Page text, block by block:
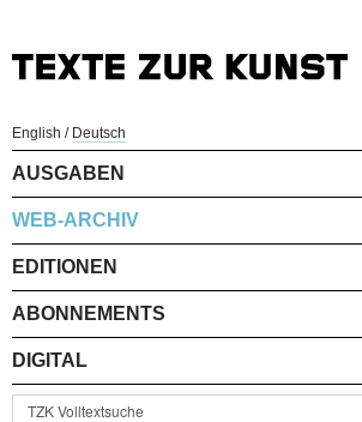
English / Deutsch
AUSGABEN
WEB-ARCHIV
EDITIONEN
ABONNEMENTS
DIGITAL